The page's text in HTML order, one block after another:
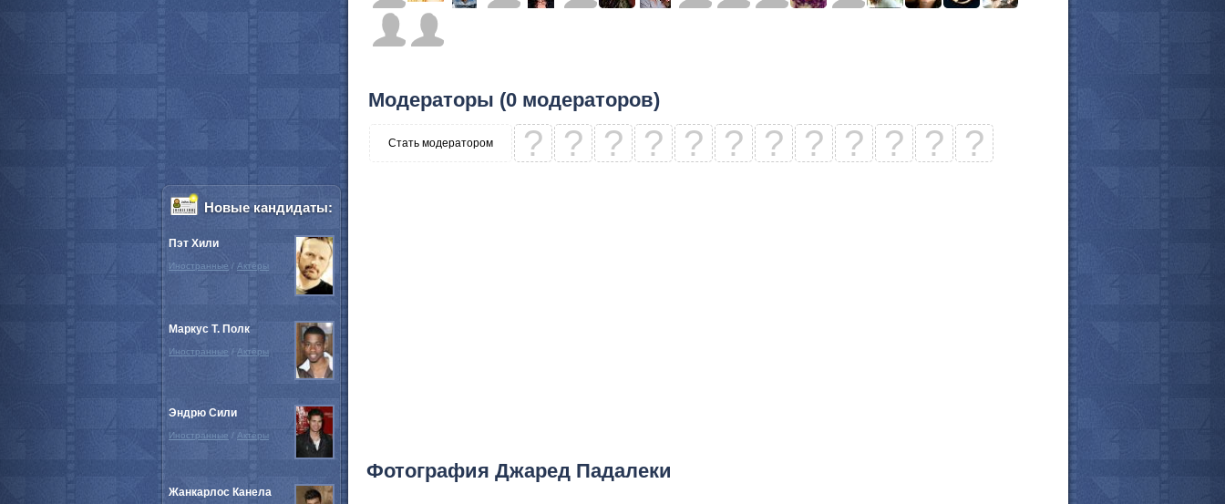
Модераторы (0 модераторов)
Стать модератором ? ? ? ? ? ? ? ? ? ? ? ?
Фотография Джаред Падалеки
Новые кандидаты:
Пэт Хили
Иностранные / Актёры
Маркус Т. Полк
Иностранные / Актёры
Эндрю Сили
Иностранные / Актёры
Жанкарлос Канела